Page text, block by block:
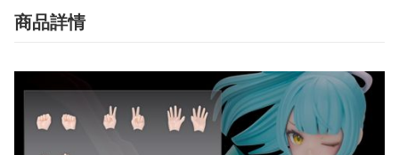
商品詳情